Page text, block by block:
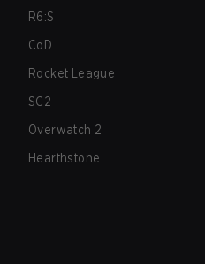
R6:S
CoD
Rocket League
SC2
Overwatch 2
Hearthstone